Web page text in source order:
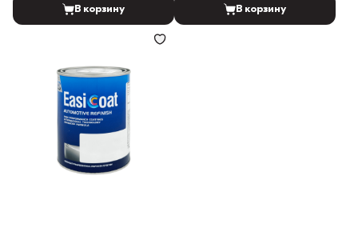
В корзину В корзину